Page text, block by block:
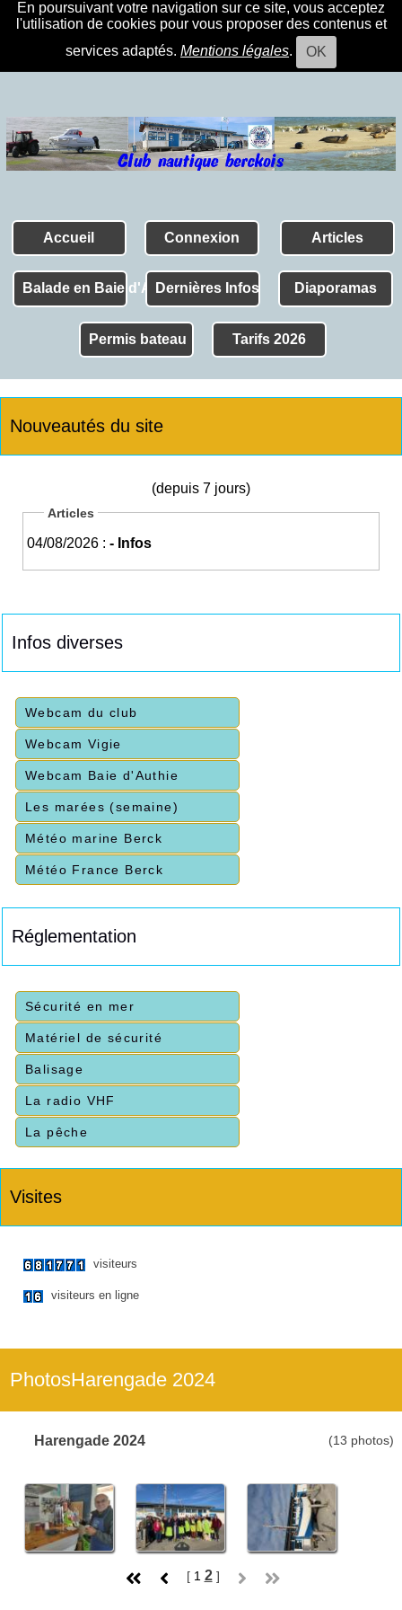
En poursuivant votre navigation sur ce site, vous acceptez
l'utilisation de cookies pour vous proposer des contenus et
services adaptés. Mentions légales. OK
Accueil Connexion Articles
Balade en Baie d'AuthieDernières Infos Diaporamas
Permis bateau Tarifs 2026
Nouveautés du site
(depuis 7 jours)
Articles
04/08/2026 : - Infos
Infos diverses
Webcam du club
Webcam Vigie
Webcam Baie d'Authie
Les marées (semaine)
Météo marine Berck
Météo France Berck
Réglementation
Sécurité en mer
Matériel de sécurité
Balisage
La radio VHF
La pêche
Visites
visiteurs
visiteurs en ligne
PhotosHarengade 2024
Harengade 2024 (13 photos)
[ 1 2]